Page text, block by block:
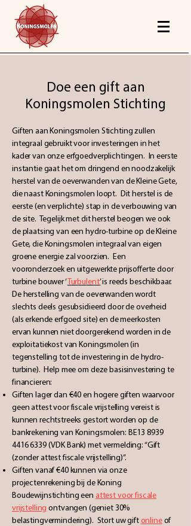
Doe een gift aan
Koningsmolen Stichting
Giften aan Koningsmolen Stichting zullen
integraal gebruikt voor investeringen in het
kader van onze erfgoedverplichtingen. In eerste
instantie gaat het om dringend en noodzakelijk
herstel van de oeverwanden van de Kleine Gete,
die naast Koningsmolen loopt. Dit herstel is de
eerste (en verplichte) stap in de verbouwing van
de site. Tegelijk met dit herstel beogen we ook
de plaatsing van een hydro-turbine op de Kleine
Gete, die Koningsmolen integraal van eigen
groene energie zal voorzien. Een
vooronderzoek en uitgewerkte prijsofferte door
turbine bouwer ‘Turbulent’is reeds beschikbaar.
De herstelling van de oeverwanden wordt
slechts deels gesubsidieerd door de overheid
(als erkende erfgoed site) en de meerkosten
ervan kunnen niet doorgerekend worden in de
exploitatiekost van Koningsmolen (in
tegenstelling tot de investering in de hydro-
turbine). Help mee om deze basisinvestering te
financieren:
Giften lager dan €40 en hogere giften waarvoor
geen attest voor fiscale vrijstelling vereist is
kunnen rechtstreeks gestort worden op de
bankrekening van Koningsmolen: BE13 8939
4416 6339(VDK Bank) met vermelding: “Gift
(zonder attest fiscale vrijstelling)”.
Giften vanaf €40 kunnen via onze
projectenrekening bij de Koning
Boudewijnstichting een attest voor fiscale
vrijstelling ontvangen (geniet 30%
belastingvermindering). Stort uw giftonlineof